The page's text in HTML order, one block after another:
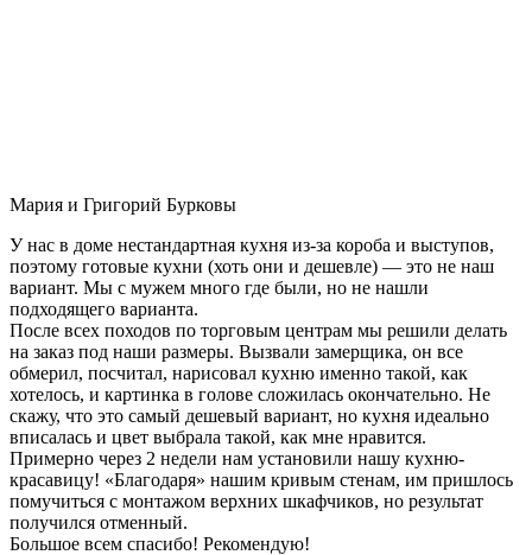
Мария и Григорий Бурковы
У нас в доме нестандартная кухня из-за короба и выступов,
поэтому готовые кухни (хоть они и дешевле) — это не наш
вариант. Мы с мужем много где были, но не нашли
подходящего варианта.
После всех походов по торговым центрам мы решили делать
на заказ под наши размеры. Вызвали замерщика, он все
обмерил, посчитал, нарисовал кухню именно такой, как
хотелось, и картинка в голове сложилась окончательно. Не
скажу, что это самый дешевый вариант, но кухня идеально
вписалась и цвет выбрала такой, как мне нравится.
Примерно через 2 недели нам установили нашу кухню-
красавицу! «Благодаря» нашим кривым стенам, им пришлось
помучиться с монтажом верхних шкафчиков, но результат
получился отменный.
Большое всем спасибо! Рекомендую!